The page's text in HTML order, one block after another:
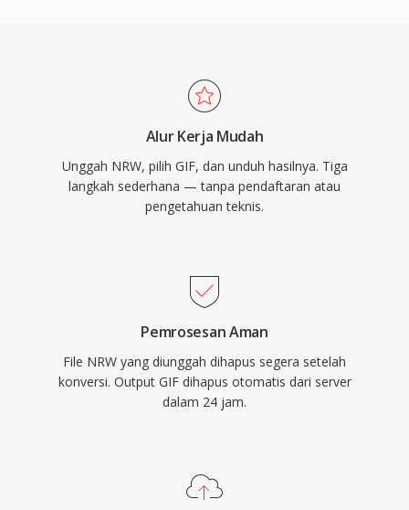
Alur Kerja Mudah
Unggah NRW, pilih GIF, dan unduh hasilnya. Tiga
langkah sederhana — tanpa pendaftaran atau
pengetahuan teknis.
Pemrosesan Aman
File NRW yang diunggah dihapus segera setelah
konversi. Output GIF dihapus otomatis dari server
dalam 24 jam.